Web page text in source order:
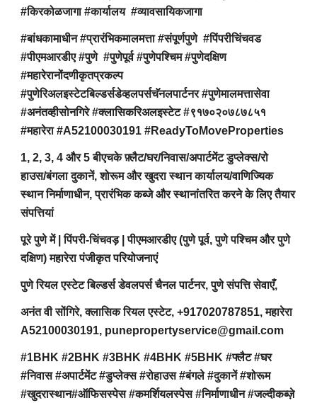
#किरकोळजागा #कार्यालय #व्यावसायिकजागा
#बांधकामाधीन #प्रारंभिकमालमत्ता #संपूर्णपुणे #पिंपरीचिंचवड
#पीएमआरडीए #पुणे #पुणेपूर्व #पुणेपश्चिम #पुणेदक्षिण
#महारेरानोंदणीकृतप्रकल्प
#पुणेरिअलइस्टेटबिल्डर्सडेव्हलपर्सचॅनलपार्टनर #पुणेमालमत्तासेवा
#अनंतव्हीसोनगिरे #क्लासिकरिअलइस्टेट #९१७०२०७८७८५१
#महारेरा #A52100030191 #ReadyToMoveProperties
1, 2, 3, 4 और 5 बीएचके फ़्लैट/घर/निवास/अपार्टमेंट डुप्लेक्स/रो
हाउस/बंगला दुकानें, शोरूम और खुदरा स्थान कार्यालय/वाणिज्यिक
स्थान निर्माणाधीन, प्रारंभिक कब्जे और स्थानांतरित करने के लिए तैयार
संपत्तियां
पूरे पुणे में | पिंपरी-चिंचवड़ | पीएमआरडीए (पुणे पूर्व, पुणे पश्चिम और पुणे
दक्षिण) महारेरा पंजीकृत परियोजनाएं
पुणे रियल एस्टेट बिल्डर्स डेवलपर्स चैनल पार्टनर, पुणे संपत्ति सेवाएँ,
अनंत वी सोंगिरे, क्लासिक रियल एस्टेट, +917020787851, महारेरा
A52100030191, punepropertyservice@gmail.com
#1BHK #2BHK #3BHK #4BHK #5BHK #फ्लैट #घर
#निवास #अपार्टमेंट #डुप्लेक्स #रोहाउस #बंगले #दुकानें #शोरूम
#खुदरास्थान#ऑफिसस्पेस #कमर्शियलस्पेस #निर्माणाधीन #जल्दीकब्ज़े